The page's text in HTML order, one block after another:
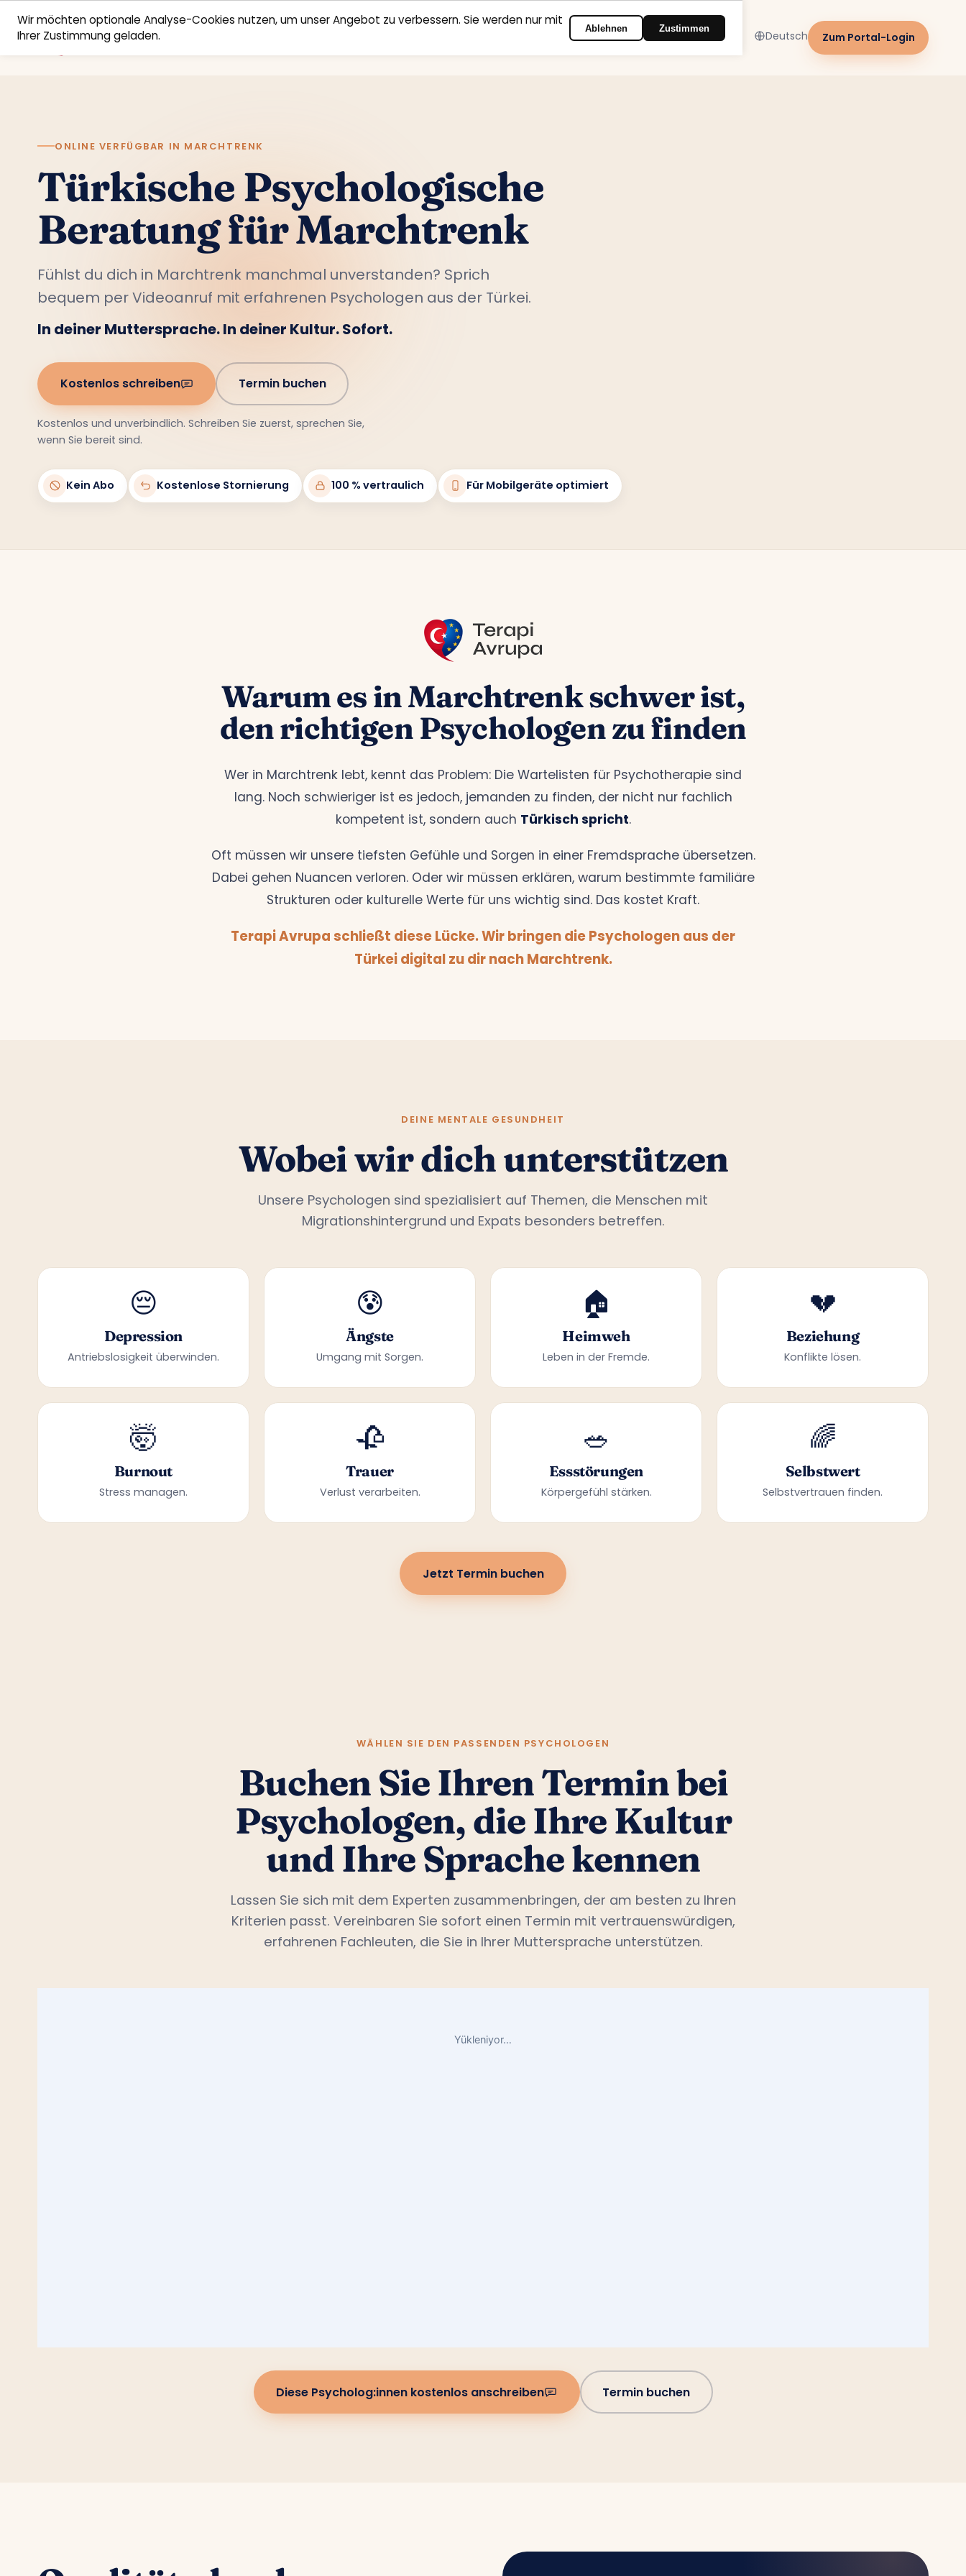
Kontakt Deutsch Zum Portal-Login
ONLINE VERFÜGBAR IN MARCHTRENK
Türkische Psychologische
Beratung für Marchtrenk
Fühlst du dich in Marchtrenk manchmal unverstanden? Sprich
bequem per Videoanruf mit erfahrenen Psychologen aus der Türkei.
In deiner Muttersprache. In deiner Kultur. Sofort.
Kostenlos schreiben Termin buchen
Kostenlos und unverbindlich. Schreiben Sie zuerst, sprechen Sie,
wenn Sie bereit sind.
Kein Abo Kostenlose Stornierung 100 % vertraulich Für Mobilgeräte optimiert
Warum es in Marchtrenk schwer ist,
den richtigen Psychologen zu finden
Wer in Marchtrenk lebt, kennt das Problem: Die Wartelisten für Psychotherapie sind
lang. Noch schwieriger ist es jedoch, jemanden zu finden, der nicht nur fachlich
kompetent ist, sondern auch Türkisch spricht.
Oft müssen wir unsere tiefsten Gefühle und Sorgen in einer Fremdsprache übersetzen.
Dabei gehen Nuancen verloren. Oder wir müssen erklären, warum bestimmte familiäre
Strukturen oder kulturelle Werte für uns wichtig sind. Das kostet Kraft.
Terapi Avrupa schließt diese Lücke. Wir bringen die Psychologen aus der
Türkei digital zu dir nach Marchtrenk.
DEINE MENTALE GESUNDHEIT
Wobei wir dich unterstützen
Unsere Psychologen sind spezialisiert auf Themen, die Menschen mit
Migrationshintergrund und Expats besonders betreffen.
😔
Depression
Antriebslosigkeit überwinden.
😰
Ängste
Umgang mit Sorgen.
🏠
Heimweh
Leben in der Fremde.
💔
Beziehung
Konflikte lösen.
🤯
Burnout
Stress managen.
🥀
Trauer
Verlust verarbeiten.
🥗
Essstörungen
Körpergefühl stärken.
🌈
Selbstwert
Selbstvertrauen finden.
Jetzt Termin buchen
WÄHLEN SIE DEN PASSENDEN PSYCHOLOGEN
Buchen Sie Ihren Termin bei
Psychologen, die Ihre Kultur
und Ihre Sprache kennen
Lassen Sie sich mit dem Experten zusammenbringen, der am besten zu Ihren
Kriterien passt. Vereinbaren Sie sofort einen Termin mit vertrauenswürdigen,
erfahrenen Fachleuten, die Sie in Ihrer Muttersprache unterstützen.
Diese Psycholog:innen kostenlos anschreiben Termin buchen
Wir möchten optionale Analyse-Cookies nutzen, um unser Angebot zu verbessern. Sie werden nur mit
Ihrer Zustimmung geladen.
Ablehnen Zustimmen